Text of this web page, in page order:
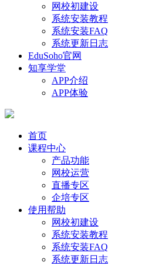
网校初建设
系统安装教程
系统安装FAQ
系统更新日志
EduSoho官网
知享学堂
APP介绍
APP体验
首页
课程中心
产品功能
网校运营
直播专区
企培专区
使用帮助
网校初建设
系统安装教程
系统安装FAQ
系统更新日志